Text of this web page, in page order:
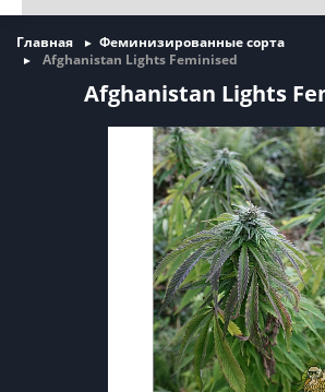
Главная
Феминизированные сорта
Afghanistan Lights Feminised
Afghanistan Lights